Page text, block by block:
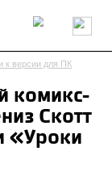
Архитекторы
Мнение
к версии для ПК
комикс-
Скотт
«Уроки